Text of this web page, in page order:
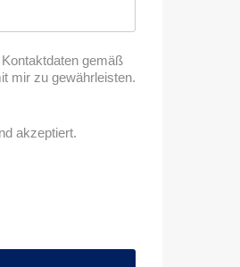
gemäß
mir zu gewährleisten.
akzeptiert.